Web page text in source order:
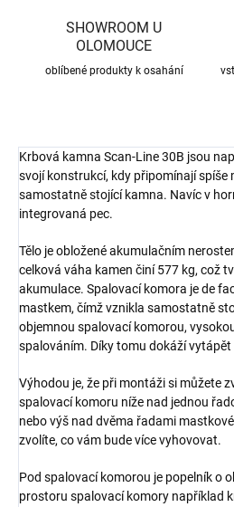
SHOWROOM U
OLOMOUCE
oblíbené produkty k osahání
Krbová kamna Scan-Line 30B jsou
svojí konstrukcí, kdy připomínají spíše
samostatně stojící kamna. Navíc v
integrovaná pec.
Tělo je obložené akumulačním
celková váha kamen činí 577 kg, což
akumulace. Spalovací komora je de
mastkem, čímž vznikla samostatně
objemnou spalovací komorou,
spalováním. Díky tomu dokáží
Výhodou je, že při montáži si můžete
spalovací komoru níže nad jednou
nebo výš nad dvěma řadami
zvolíte, co vám bude více vyhovovat.
Pod spalovací komorou je popelník o
prostoru spalovací komory například